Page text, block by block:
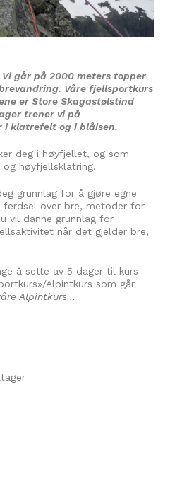
går på 2000 meters topper
Våre fjellsportkurs
er Store Skagastølstind
trener vi på
i klatrefelt og i blåisen.
deg i høyfjellet, og som
høyfjellsklatring.
grunnlag for å gjøre egne
ferdsel over bre, metoder for
vil danne grunnlag for
når det gjelder bre,
å sette av 5 dager til kurs
Alpintkurs som går
Alpintkurs…